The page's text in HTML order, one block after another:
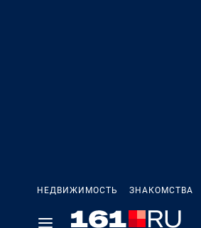
НЕДВИЖИМОСТЬ ЗНАКОМСТВА